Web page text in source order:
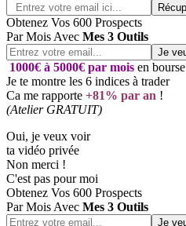
Obtenez Vos 600 Prospects
Par Mois Avec Mes 3 Outils
1000€ à 5000€ par mois en bourse
Je te montre les 6 indices à trader
Ca me rapporte +81% par an !
(Atelier GRATUIT)
Oui, je veux voir
ta vidéo privée
Non merci !
C'est pas pour moi
Obtenez Vos 600 Prospects
Par Mois Avec Mes 3 Outils